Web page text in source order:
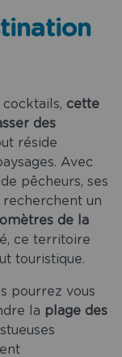
cette
des
réside
Avec
pêcheurs, ses
recherchent un
de la
ce territoire
touristique.
pourrez vous
la plage des